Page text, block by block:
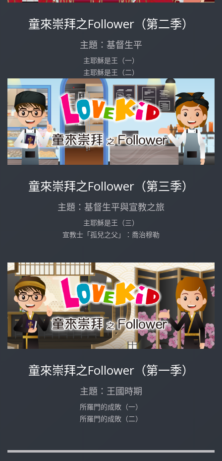
童來崇拜之Follower（第二季）
主題：基督生平
主耶穌是王（一）
主耶穌是王（二）
童來崇拜之Follower（第三季）
主題：基督生平與宣教之旅
主耶穌是王（三）
宣教士「孤兒之父」：喬治穆勒
童來崇拜之Follower（第一季）
主題：王國時期
所羅門的成敗（一）
所羅門的成敗（二）